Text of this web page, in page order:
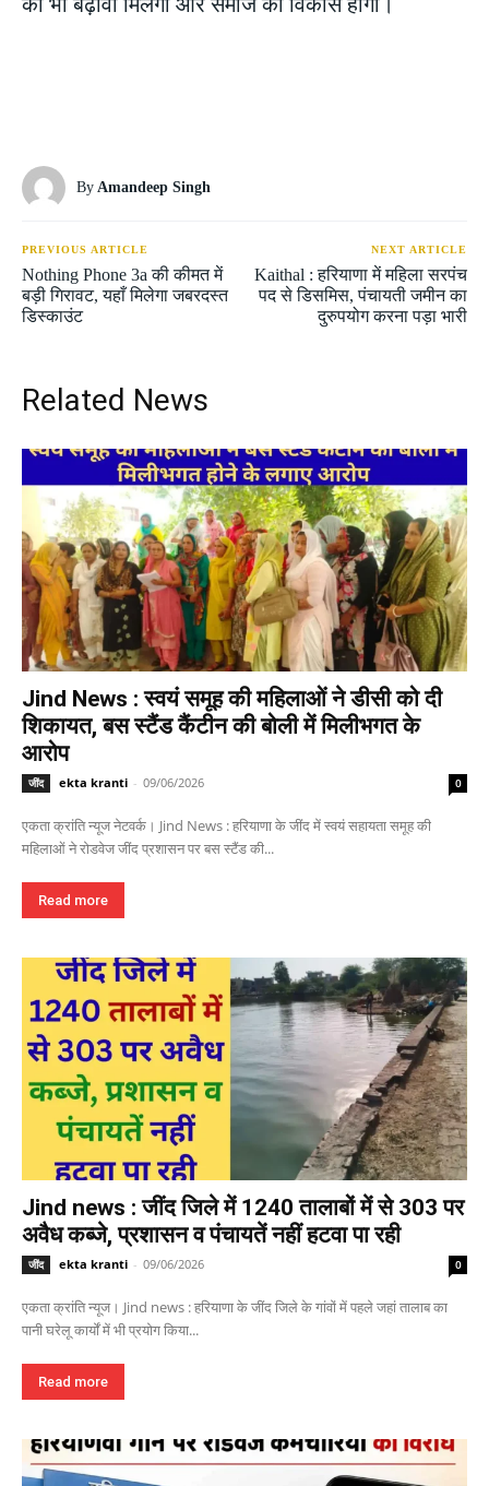
By Amandeep Singh
PREVIOUS ARTICLE
Nothing Phone 3a की कीमत में
बड़ी गिरावट, यहाँ मिलेगा जबरदस्त
डिस्काउंट
NEXT ARTICLE
Kaithal : हरियाणा में महिला सरपंच
पद से डिसमिस, पंचायती जमीन का
दुरुपयोग करना पड़ा भारी
Related News
Jind News : स्वयं समूह की महिलाओं ने डीसी को दी
शिकायत, बस स्टैंड कैंटीन की बोली में मिलीभगत के
आरोप
जींद ekta kranti - 09/06/2026 0
एकता क्रांति न्यूज नेटवर्क। Jind News : हरियाणा के जींद में स्वयं सहायता समूह की
महिलाओं ने रोडवेज जींद प्रशासन पर बस स्टैंड की...
Read more
Jind news : जींद जिले में 1240 तालाबों में से 303 पर
अवैध कब्जे, प्रशासन व पंचायतें नहीं हटवा पा रही
जींद ekta kranti - 09/06/2026 0
एकता क्रांति न्यूज। Jind news : हरियाणा के जींद जिले के गांवों में पहले जहां तालाब का
पानी घरेलू कार्यों में भी प्रयोग किया...
Read more